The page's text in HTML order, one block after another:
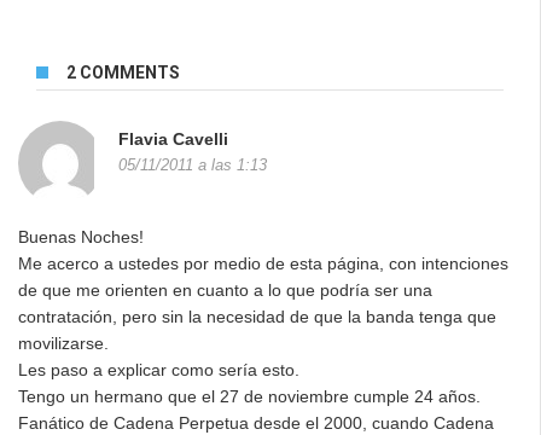
2 COMMENTS
Flavia Cavelli
05/11/2011 a las 1:13
Buenas Noches!
Me acerco a ustedes por medio de esta página, con intenciones
de que me orienten en cuanto a lo que podría ser una
contratación, pero sin la necesidad de que la banda tenga que
movilizarse.
Les paso a explicar como sería esto.
Tengo un hermano que el 27 de noviembre cumple 24 años.
Fanático de Cadena Perpetua desde el 2000, cuando Cadena